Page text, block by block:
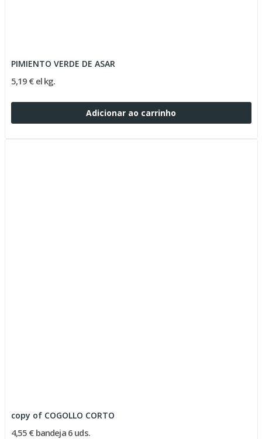
PIMIENTO VERDE DE ASAR
5,19 € el kg.
Adicionar ao carrinho
copy of COGOLLO CORTO
4,55 € bandeja 6 uds.